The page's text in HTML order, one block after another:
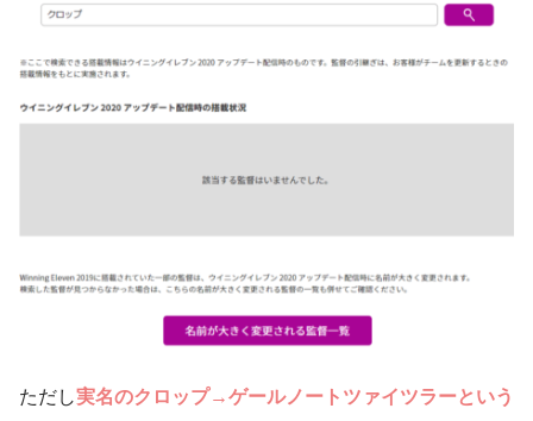
ただし実名のクロップ→ゲールノートツァイツラーという